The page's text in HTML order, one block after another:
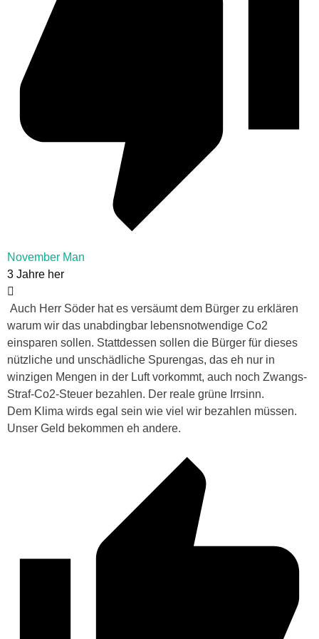
November Man
3 Jahre her
Auch Herr Söder hat es versäumt dem Bürger zu erklären
warum wir das unabdingbar lebensnotwendige Co2
einsparen sollen. Stattdessen sollen die Bürger für dieses
nützliche und unschädliche Spurengas, das eh nur in
winzigen Mengen in der Luft vorkommt, auch noch Zwangs-
Straf-Co2-Steuer bezahlen. Der reale grüne Irrsinn.
Dem Klima wirds egal sein wie viel wir bezahlen müssen.
Unser Geld bekommen eh andere.